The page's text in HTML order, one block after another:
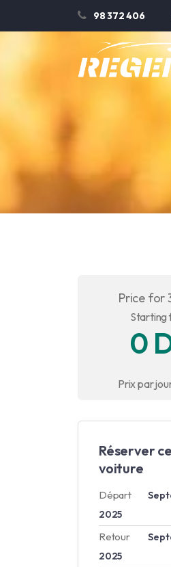
98 372 406
Price for
Starting
0
Prix par
Réserver
voiture
Départ
2025
Retour
2025